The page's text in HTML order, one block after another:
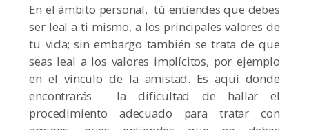
En el ámbito personal, tú entiendes que debes
ser leal a ti mismo, a los principales valores de
tu vida; sin embargo también se trata de que
seas leal a los valores implícitos, por ejemplo
en el vínculo de la amistad. Es aquí donde
encontrarás la dificultad de hallar el
procedimiento adecuado para tratar con